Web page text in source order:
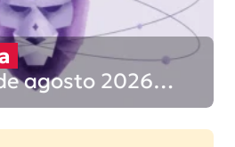
agosto 2026
energías!